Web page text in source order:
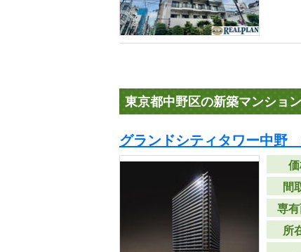
東京都中野区の新築マンション
グランドシティタワー中野
間
専
所